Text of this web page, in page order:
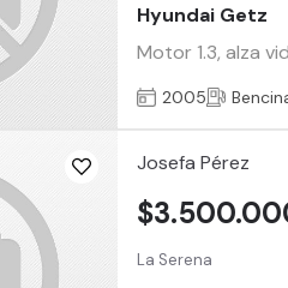
Hyundai Getz
Motor 1.3, alza
2005
Josefa Pérez
La Serena